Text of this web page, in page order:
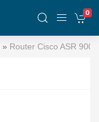
0
» Router Cisco ASR